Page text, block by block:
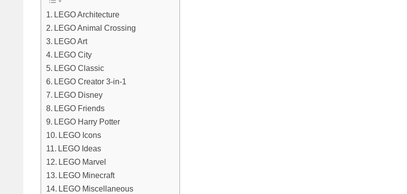
LEGO Architecture
LEGO Animal Crossing
LEGO Art
LEGO City
LEGO Classic
LEGO Creator 3-in-1
LEGO Disney
LEGO Friends
LEGO Harry Potter
LEGO Icons
LEGO Ideas
LEGO Marvel
LEGO Minecraft
LEGO Miscellaneous